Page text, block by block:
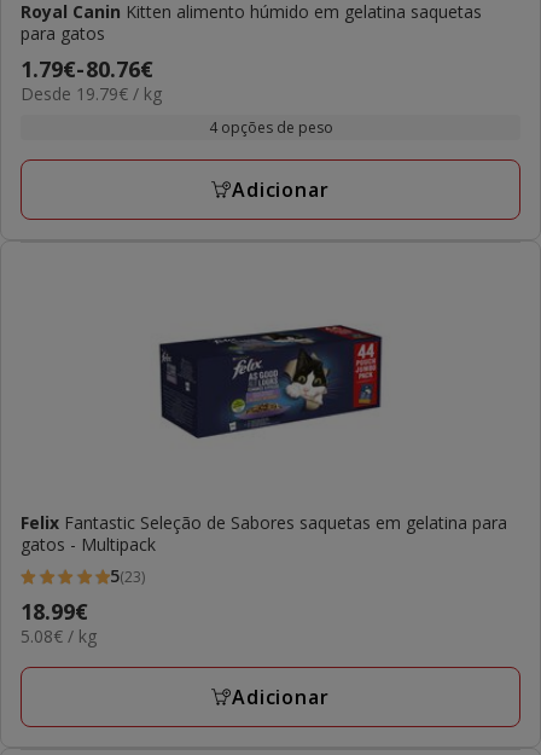
Royal Canin Kitten alimento húmido em gelatina saquetas
para gatos
Preço
de
a
1.79€-80.76€
19.79€
Desde 19.79€ / kg
4 opções de peso
Adicionar
Felix Fantastic Seleção de Sabores saquetas em gelatina para
gatos - Multipack
5
estrelas
com
23
5(23)
Preço
18.99€
18.99€
5.08€
KG
5.08€ / kg
Adicionar